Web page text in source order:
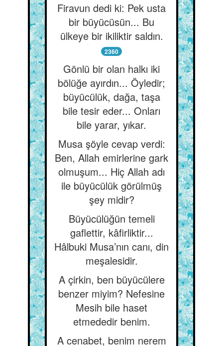
Firavun dedi ki: Pek usta
bir büyücüsün... Bu
ülkeye bir ikiliktir saldın.
2360
Gönlü bir olan halkı iki
bölüğe ayırdın... Öyledir;
büyücülük, dağa, taşa
bile tesir eder... Onları
bile yarar, yıkar.
Musa şöyle cevap verdi:
Ben, Allah emirlerine gark
olmuşum... Hiç Allah adı
ile büyücülük görülmüş
şey midir?
Büyücülüğün temeli
gaflettir, kâfirliktir...
Hâlbuki Musa’nın canı, din
meşalesidir.
A çirkin, ben büyücülere
benzer miyim? Nefesine
Mesih bile haset
etmededir benim.
A cenabet, benim nerem